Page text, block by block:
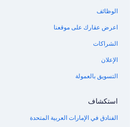
الوظائف
اعرض عقارك على موقعنا
الشراكات
الإعلان
التسويق بالعمولة
استكشاف
الفنادق في الإمارات العربية المتحدة